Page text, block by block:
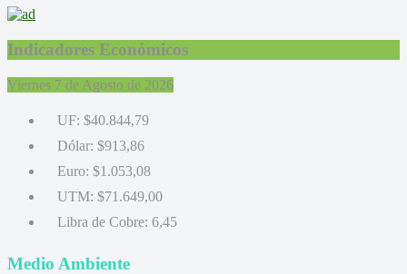
Indicadores Económicos
Viernes 7 de Agosto de 2026
UF: $40.844,79
Dólar: $913,86
Euro: $1.053,08
UTM: $71.649,00
Libra de Cobre: 6,45
Medio Ambiente